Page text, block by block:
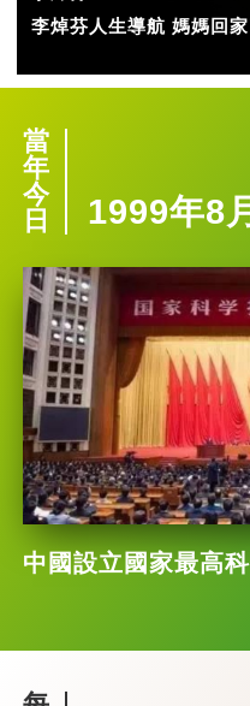
李焯芬人生導航 媽媽回家
當
年
今
日
1999年8
中國設立國家最高